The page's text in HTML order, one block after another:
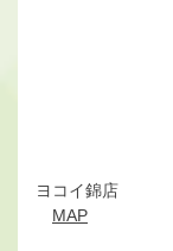
ヨコイ錦店
MAP